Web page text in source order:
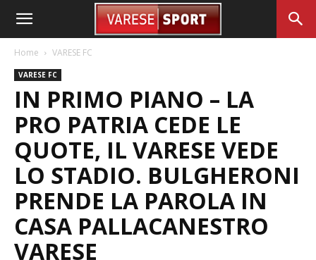
Home VARESE FC
VARESE FC
IN PRIMO PIANO – LA
PRO PATRIA CEDE LE
QUOTE, IL VARESE VEDE
LO STADIO. BULGHERONI
PRENDE LA PAROLA IN
CASA PALLACANESTRO
VARESE